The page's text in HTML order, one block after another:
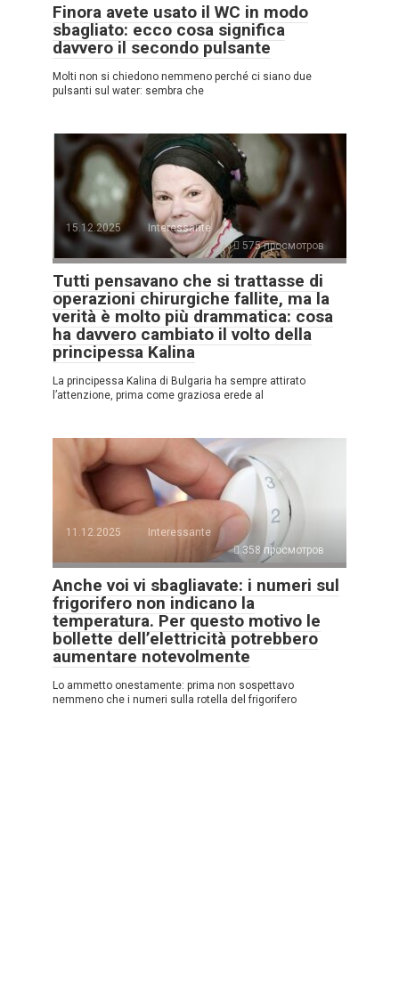
Finora avete usato il WC in modo
sbagliato: ecco cosa significa
davvero il secondo pulsante
Molti non si chiedono nemmeno perché ci siano due
pulsanti sul water: sembra che
15.12.2025
Interessante
575 просмотров
Tutti pensavano che si trattasse di
operazioni chirurgiche fallite, ma la
verità è molto più drammatica: cosa
ha davvero cambiato il volto della
principessa Kalina
La principessa Kalina di Bulgaria ha sempre attirato
l’attenzione, prima come graziosa erede al
11.12.2025
Interessante
358 просмотров
Anche voi vi sbagliavate: i numeri sul
frigorifero non indicano la
temperatura. Per questo motivo le
bollette dell’elettricità potrebbero
aumentare notevolmente
Lo ammetto onestamente: prima non sospettavo
nemmeno che i numeri sulla rotella del frigorifero